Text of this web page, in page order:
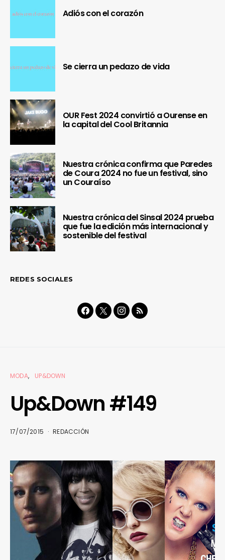
Adiós con el corazón
Se cierra un pedazo de vida
OUR Fest 2024 convirtió a Ourense en
la capital del Cool Britannia
Nuestra crónica confirma que Paredes
de Coura 2024 no fue un festival, sino
un Couraíso
Nuestra crónica del Sinsal 2024 prueba
que fue la edición más internacional y
sostenible del festival
REDES SOCIALES
MODA UP&DOWN
Up&Down #149
17/07/2015 REDACCIÓN